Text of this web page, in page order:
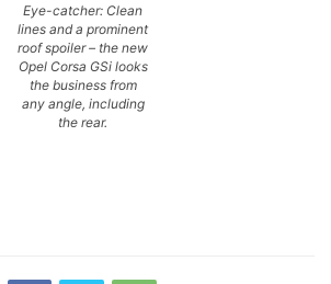
Eye-catcher: Clean
lines and a prominent
roof spoiler – the new
Opel Corsa GSi looks
the business from
any angle, including
the rear.